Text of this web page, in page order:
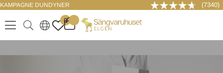
KAMPAGNE DUNDYNER (7340)
.
0
. ..
LOG IND